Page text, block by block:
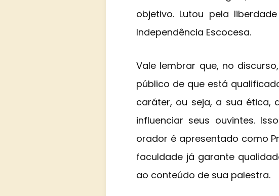
objetivo. Lutou pela
Independência Escocesa.
Vale lembrar que, no
público de que está
caráter, ou seja, a sua ética,
influenciar seus ouvintes.
orador é apresentado como
faculdade já garante
ao conteúdo de sua palestra.